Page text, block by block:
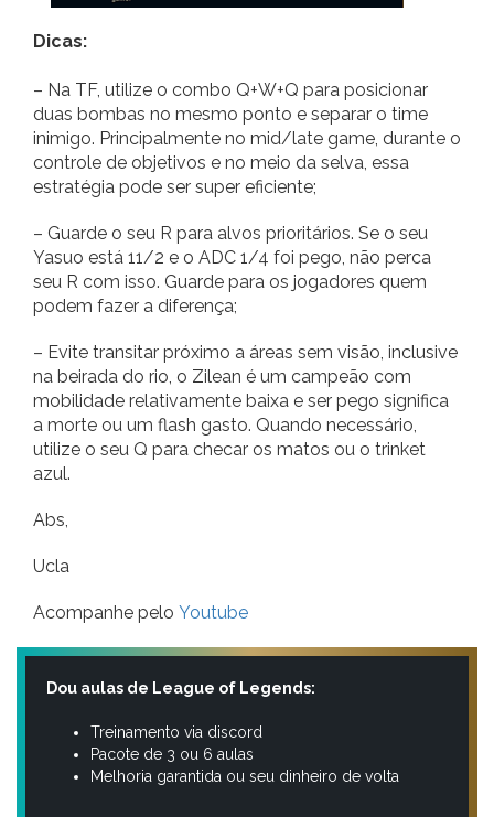
Dicas:
– Na TF, utilize o combo Q+W+Q para posicionar
duas bombas no mesmo ponto e separar o time
inimigo. Principalmente no mid/late game, durante o
controle de objetivos e no meio da selva, essa
estratégia pode ser super eficiente;
– Guarde o seu R para alvos prioritários. Se o seu
Yasuo está 11/2 e o ADC 1/4 foi pego, não perca
seu R com isso. Guarde para os jogadores quem
podem fazer a diferença;
– Evite transitar próximo a áreas sem visão, inclusive
na beirada do rio, o Zilean é um campeão com
mobilidade relativamente baixa e ser pego significa
a morte ou um flash gasto. Quando necessário,
utilize o seu Q para checar os matos ou o trinket
azul.
Abs,
Ucla
Acompanhe pelo Youtube
Dou aulas de League of Legends:
Treinamento via discord
Pacote de 3 ou 6 aulas
Melhoria garantida ou seu dinheiro de volta